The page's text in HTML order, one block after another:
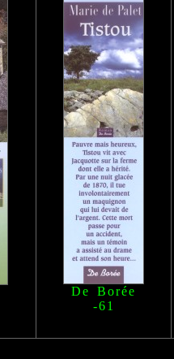
De Borée
-61